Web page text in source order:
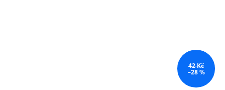
42 Kč
–28 %